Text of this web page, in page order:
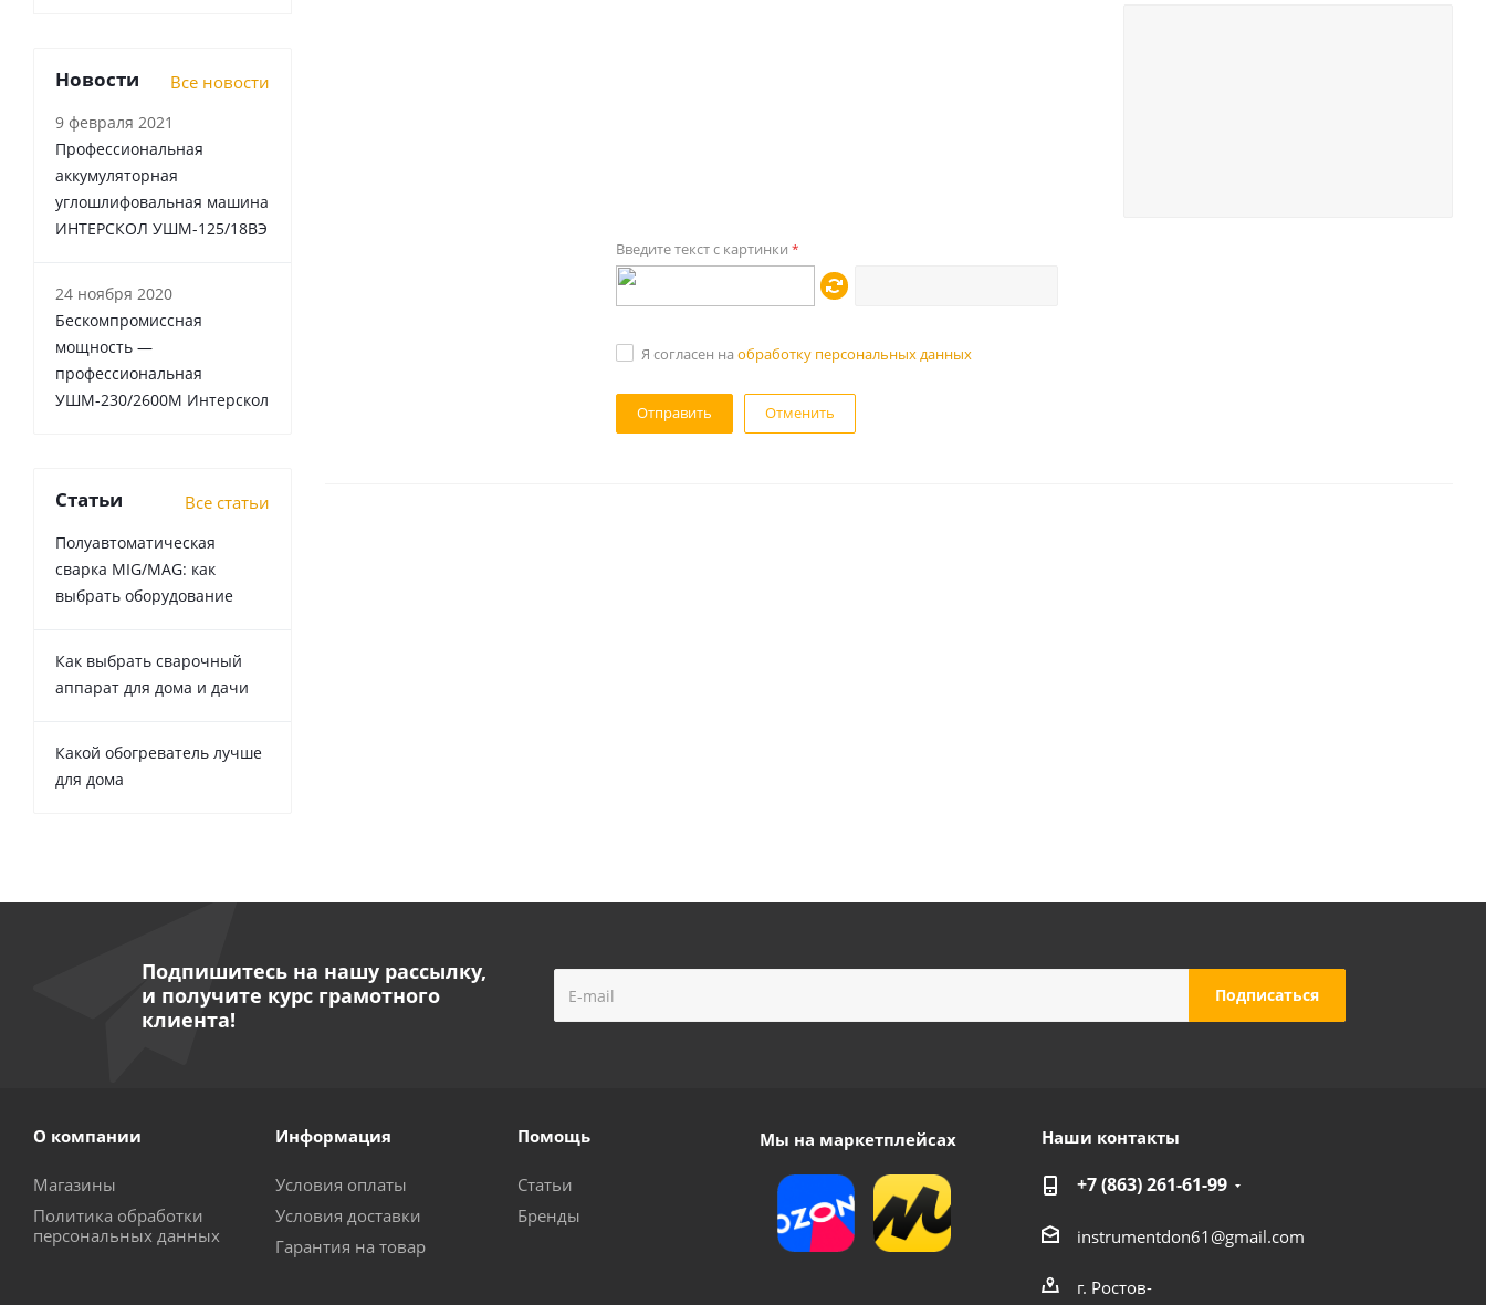
Введите текст с картинки *
Я согласен на обработку персональных данных
Отменить
Новости Все новости
9 февраля 2021
Профессиональная
аккумуляторная
углошлифовальная машина
ИНТЕРСКОЛ УШМ-125/18ВЭ
24 ноября 2020
Бескомпромиссная
мощность —
профессиональная
УШМ-230/2600М Интерскол
Статьи Все статьи
Полуавтоматическая
сварка MIG/MAG: как
выбрать оборудование
Как выбрать сварочный
аппарат для дома и дачи
Какой обогреватель лучше
для дома
Подпишитесь на нашу рассылку,
и получите курс грамотного
клиента!
О компании
Магазины
Политика обработки
персональных данных
Информация
Условия оплаты
Условия доставки
Гарантия на товар
Помощь
Статьи
Бренды
Мы на маркетплейсах Наши контакты
+7 (863) 261-61-99
instrumentdon61@gmail.com
г. Ростов-